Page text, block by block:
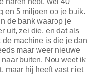
en 5 miljoen op je buik.
de bank waarop je
uit, zei die, en dat als
de machine is die je dan
maar weer nieuwe
buiten. Nou weet ik
maar hij heeft vast niet